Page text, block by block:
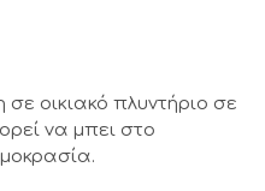
σε οικιακό πλυντήριο σε
να μπει στο